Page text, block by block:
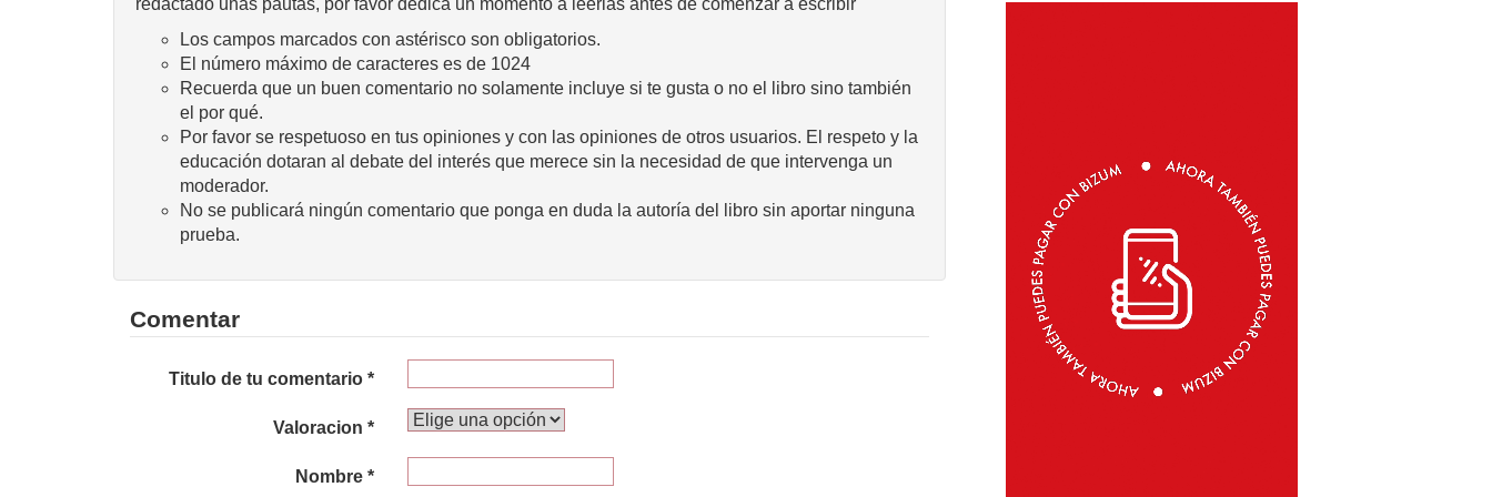
redactado unas pautas, por favor dedica un momento a leerlas antes de comenzar a escribir
Los campos marcados con astérisco son obligatorios.
El número máximo de caracteres es de 1024
Recuerda que un buen comentario no solamente incluye si te gusta o no el libro sino también
el por qué.
Por favor se respetuoso en tus opiniones y con las opiniones de otros usuarios. El respeto y la
educación dotaran al debate del interés que merece sin la necesidad de que intervenga un
moderador.
No se publicará ningún comentario que ponga en duda la autoría del libro sin aportar ninguna
prueba.
Comentar
Titulo de tu comentario *
Valoracion *
Nombre *